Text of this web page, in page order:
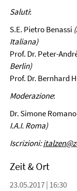
Saluti:
S.E. Pietro Benassi
Italiana)
Prof. Dr. Peter-
Berlin)
Prof. Dr. Bernhard
Moderazione:
Dr. Simone Romano
I.A.I. Roma)
Iscrizioni:
Zeit & Ort
23.05.2017 | 16:30